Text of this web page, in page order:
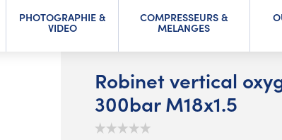
PHOTOGRAPHIE &
VIDEO
COMPRESSEURS &
MELANGES
Robinet vertical
300bar M18x1.5